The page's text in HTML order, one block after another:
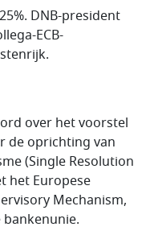
DNB-president
ECB-
over het voorstel
de oprichting van
(Single Resolution
het Europese
Mechanism,